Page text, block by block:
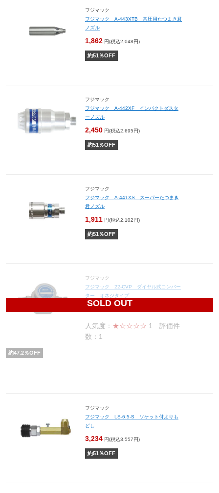
フジマック
フジマック A-443XTB 常圧用たつまき君
ノズル
1,862 円(税込2,048円)
約51 ％OFF
フジマック
フジマック A-442XF インパクトダスタ
ーノズル
2,450 円(税込2,695円)
約51 ％OFF
フジマック
フジマック A-441XS スーパーたつまき
君ノズル
1,911 円(税込2,102円)
約51 ％OFF
SOLD OUT
フジマック
フジマック 22-CVP ダイヤル式コンバー
ター オネジタイプ
6,600
人気度： ★☆☆☆☆ 1
評価件
数：1
約47.2％OFF
フジマック
フジマック LS-6.5-S ソケット付よりも
どし
3,234 円(税込3,557円)
約51 ％OFF